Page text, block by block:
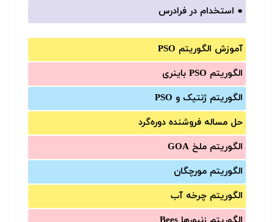
● استخدام در فرادرس
آموزش الگوریتم PSO
الگوریتم PSO باینری
الگوریتم ژنتیک و PSO
حل مساله فروشنده دوره‌گرد
الگوریتم ملخ GOA
الگوریتم مورچگان
الگوریتم چرخه آب